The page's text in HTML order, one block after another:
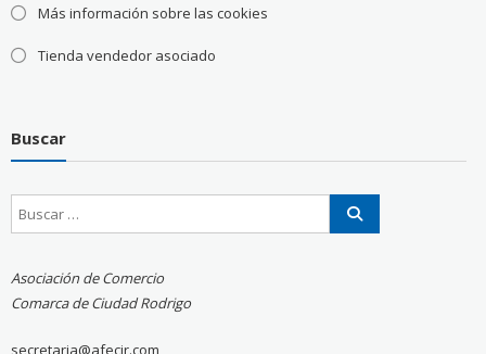
Más información sobre las cookies
Tienda vendedor asociado
Buscar
Asociación de Comercio
Comarca de Ciudad Rodrigo
secretaria@afecir.com